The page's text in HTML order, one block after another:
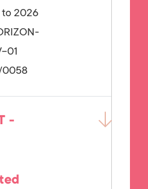
to 2026
01
0058
-